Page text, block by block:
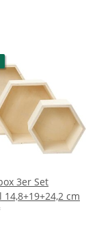
3er Set
14,8+19+24,2 cm